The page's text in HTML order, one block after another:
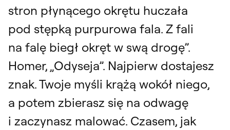
stron płynącego okrętu huczała
pod stępką purpurowa fala. Z fali
na falę biegł okręt w swą drogę”.
Homer, „Odyseja”. Najpierw dostajesz
znak. Twoje myśli krążą wokół niego,
a potem zbierasz się na odwagę
i zaczynasz malować. Czasem, jak